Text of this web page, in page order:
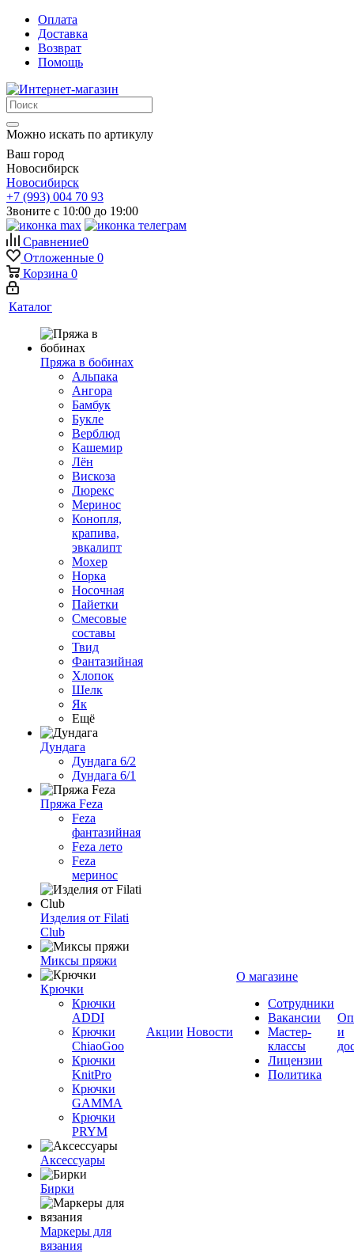
Оплата
Доставка
Возврат
Помощь
Можно искать по артикулу
Ваш город
Новосибирск
Новосибирск
+7 (993) 004 70 93
Звоните с 10:00 до 19:00
Сравнение0
Отложенные 0
Корзина 0
Каталог
Пряжа в бобинах
Альпака
Ангора
Бамбук
Букле
Верблюд
Кашемир
Лён
Вискоза
Люрекс
Меринос
Конопля,
крапива,
эвкалипт
Мохер
Норка
Носочная
Пайетки
Смесовые
составы
Твид
Фантазийная
Хлопок
Шелк
Як
Ещё
Дундага
Дундага 6/2
Дундага 6/1
Пряжа Feza
Feza
фантазийная
Feza лето
Feza
меринос
Изделия от Filati
Club
Миксы пряжи
Крючки
Крючки
ADDI
Крючки
ChiaoGoo
Крючки
KnitPro
Крючки
GAMMA
Крючки
PRYM
Аксессуары
Бирки
Маркеры для
вязания
Акции Новости
О магазине
Сотрудники
Вакансии
Мастер-
классы
Лицензии
Политика
и